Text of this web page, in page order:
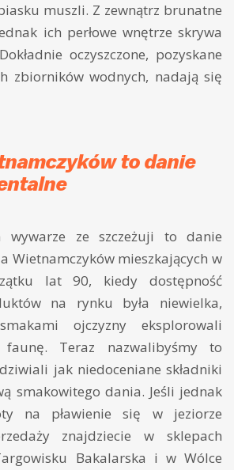
muszli. Z zewnątrz brunatne
ich perłowe wnętrze skrywa
oczyszczone, pozyskane
zbiorników wodnych, nadają się
to danie
wywarze ze szczeżuji to danie
Wietnamczyków mieszkających w
lat 90, kiedy dostępność
na rynku była niewielka,
ojczyzny eksplorowali
Teraz nazwalibyśmy to
jak niedoceniane składniki
smakowitego dania. Jeśli jednak
na pławienie się w jeziorze
znajdziecie w sklepach
Bakalarska i w Wólce